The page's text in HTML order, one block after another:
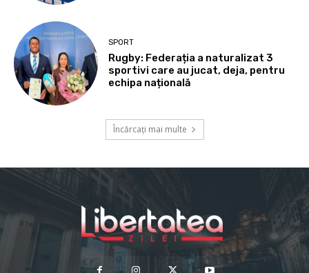
SPORT
Rugby: Federația a naturalizat 3
sportivi care au jucat, deja, pentru
echipa națională
Încărcați mai multe